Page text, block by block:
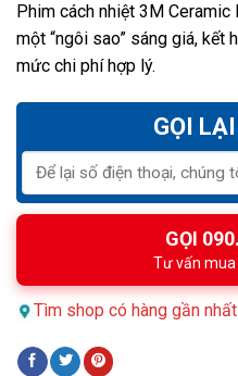
Phim cách nhiệt 3M
một “ngôi sao” sáng giá, kết
mức chi phí hợp lý.
GỌI
GỌI
Tư vấn
Tìm shop có hàng gần nhất